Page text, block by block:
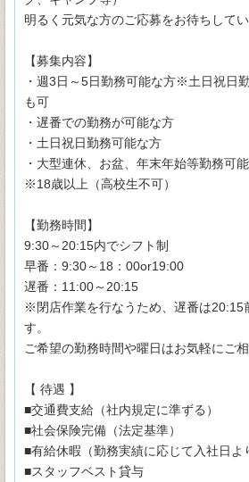
明るく元気な方のご応募をお待ちしてい
【募集内容】
・週3日～5日勤務可能な方※土日祝日
も可
・遅番での勤務が可能な方
・土日祝日勤務可能な方
・大型連休、お盆、年末年始等勤務可
※18歳以上（高校生不可）
【勤務時間】
9:30～20:15内でシフト制
早番：9:30～18：00or19:00
遅番：11:00～20:15
※閉店作業を行なうため、遅番は20:15
す。
ご希望の勤務時間や曜日はお気軽にご相
【 待遇 】
■交通費支給（社内規定に準ずる）
■社会保険完備（法定基準）
■有給休暇（勤務実績に応じて入社日よ
■スタッフベスト貸与